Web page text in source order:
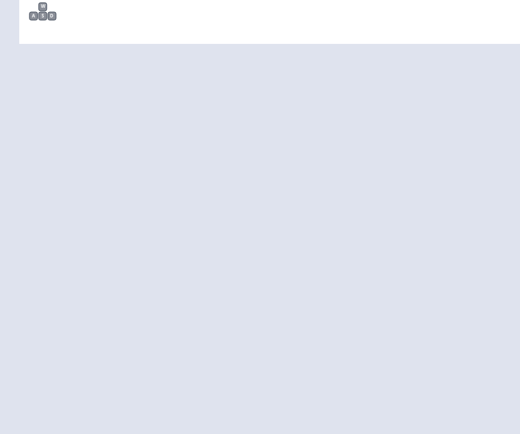
W
A
S D